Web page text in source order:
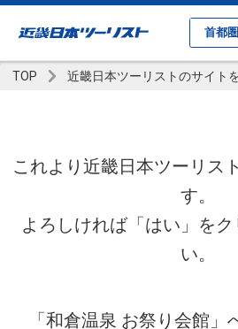
首都
TOP 近畿日本ツーリストのサイト
これより近畿日本ツーリス
す。
よろしければ「はい」を
い。
「和倉温泉 お祭り会館」